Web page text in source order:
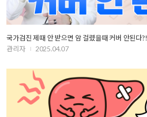
국가검진 제때 안 받으면 암 걸렸을때 커버 안된다?!
관리자
2025.04.07